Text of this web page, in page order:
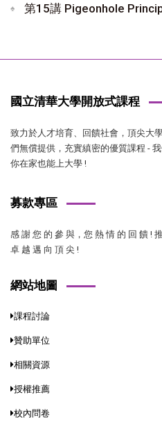
第15講 Pigeonhole
國立清華大學開放式課程
致力於人才培育、回饋社會，頂尖大
們無償提供，充實縝密的優質課程 -
你在家也能上大學 !
募款專區
感 謝 您 的 參 與，您 熱 情 的 回 饋 !
卓 越 邁 向 頂 尖 !
網站地圖
課程討論
贊助單位
相關資源
授權推薦
校內問卷